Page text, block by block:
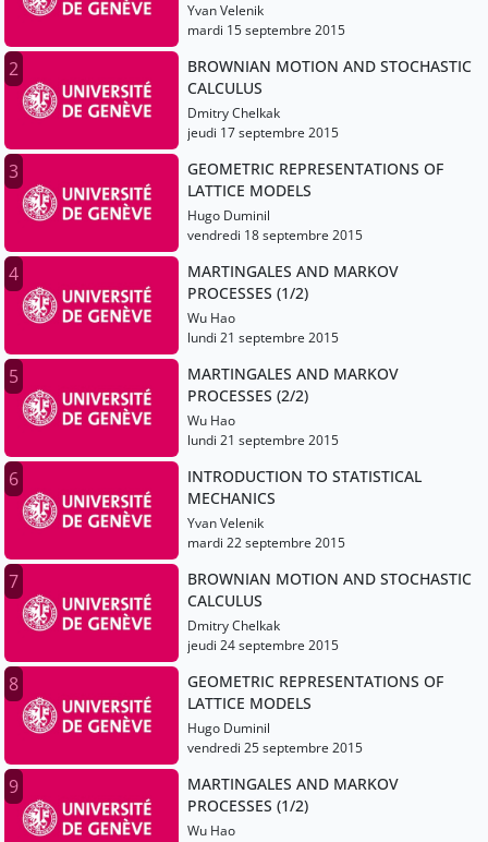
Yvan Velenik
mardi 15 septembre 2015
2
BROWNIAN MOTION AND STOCHASTIC
CALCULUS
Dmitry Chelkak
jeudi 17 septembre 2015
3
GEOMETRIC REPRESENTATIONS OF
LATTICE MODELS
Hugo Duminil
vendredi 18 septembre 2015
4
MARTINGALES AND MARKOV
PROCESSES (1/2)
Wu Hao
lundi 21 septembre 2015
5
MARTINGALES AND MARKOV
PROCESSES (2/2)
Wu Hao
lundi 21 septembre 2015
6
INTRODUCTION TO STATISTICAL
MECHANICS
Yvan Velenik
mardi 22 septembre 2015
7
BROWNIAN MOTION AND STOCHASTIC
CALCULUS
Dmitry Chelkak
jeudi 24 septembre 2015
8
GEOMETRIC REPRESENTATIONS OF
LATTICE MODELS
Hugo Duminil
vendredi 25 septembre 2015
9
MARTINGALES AND MARKOV
PROCESSES (1/2)
Wu Hao